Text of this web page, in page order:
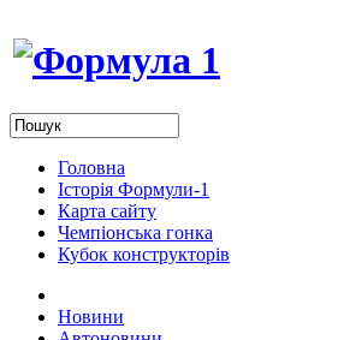
Головна
Історія Формули-1
Карта сайту
Чемпіонська гонка
Кубок конструкторів
Новини